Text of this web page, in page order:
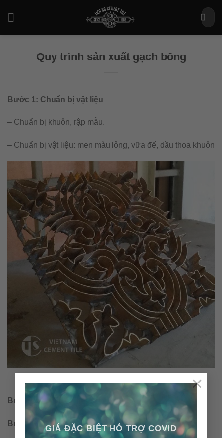
GIÁ ĐẶC BIỆT HỖ TRỢ COVID
×
Tìm
kiếm:
Quy trình sản xuất gạch bông
Bước 1: Chuẩn bị vật liệu
– Chuẩn bị khuôn, rập mẫu.
– Chuẩn bị vật liệu: men màu lỏng, vữa đế, dầu thoa khuôn
Bước 2: Lắp đặt rập vào khuôn
Bước 3: Chế màu